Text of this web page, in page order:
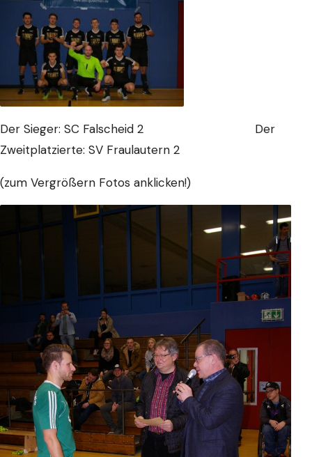
Der Sieger: SC Falscheid 2 Der
Zweitplatzierte: SV Fraulautern 2
(zum Vergrößern Fotos anklicken!)